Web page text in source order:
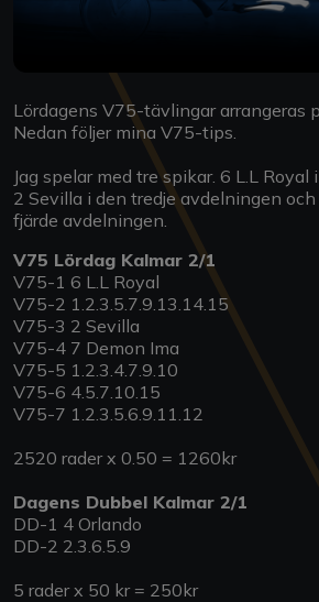
Lördagens V75-tävlingar arrangeras
Nedan följer mina V75-tips.
Jag spelar med tre spikar. 6 L.L
2 Sevilla i den tredje avdelningen
fjärde avdelningen.
V75 Lördag Kalmar 2/1
V75-1 6 L.L Royal
V75-2 1.2.3.5.7.9.13.14.15
V75-3 2 Sevilla
V75-4 7 Demon Ima
V75-5 1.2.3.4.7.9.10
V75-6 4.5.7.10.15
V75-7 1.2.3.5.6.9.11.12
2520 rader x 0.50 = 1260kr
Dagens Dubbel Kalmar 2/1
DD-1 4 Orlando
DD-2 2.3.6.5.9
5 rader x 50 kr = 250kr